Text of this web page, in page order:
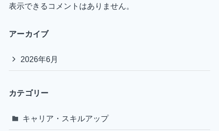
表示できるコメントはありません。
アーカイブ
2026年6月
カテゴリー
キャリア・スキルアップ